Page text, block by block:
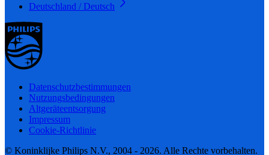
Deutschland / Deutsch
Datenschutzbestimmungen
Nutzungsbedingungen
Altgeräteentsorgung
Impressum
Cookie-Richtlinie
© Koninklijke Philips N.V., 2004 - 2026. Alle Rechte vorbehalten.